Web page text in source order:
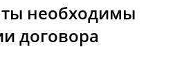
необходимы
договора